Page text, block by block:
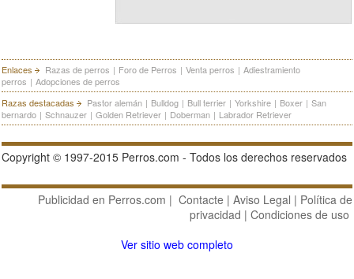
Enlaces Razas de perros | Foro de Perros | Venta perros | Adiestramiento
perros | Adopciones de perros
Razas destacadas
Pastor alemán | Bulldog | Bull terrier | Yorkshire | Boxer | San
bernardo | Schnauzer | Golden Retriever | Doberman | Labrador Retriever
Copyright © 1997-2015 Perros.com - Todos los derechos reservados
Publicidad en Perros.com | Contacte | Aviso Legal | Política de
privacidad | Condiciones de uso
Ver sitio web completo